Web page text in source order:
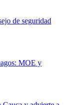
de seguridad
MOE y